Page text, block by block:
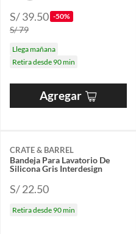
S/ 39.50 -50%
S/ 79
Llega mañana
Retira desde 90 min
Agregar
CRATE & BARREL
Bandeja Para Lavatorio De
Silicona Gris Interdesign
S/ 22.50
Retira desde 90 min